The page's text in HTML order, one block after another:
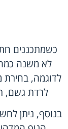
כשמתכננים
לא משנה כמה
לדוגמה,
לרדת גשם,
בנוסף, ניתן